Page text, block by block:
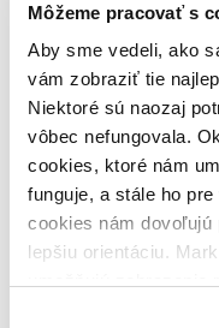
Môžeme pracovať s
Aby sme vedeli, ako
vám zobraziť tie
Niektoré sú naozaj
vôbec nefungovala.
cookies, ktoré nám
funguje, a stále ho
cookies nám
lepšiu orientáciu.
Bestsellery
Top hodnotené
Novinky
Najdrahšie
Najlacnejšie
Najvyššia zľava